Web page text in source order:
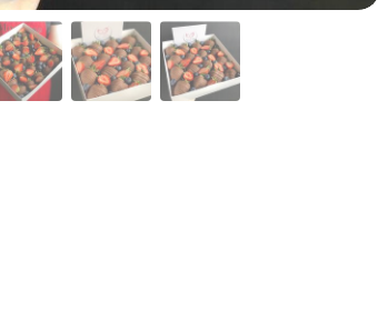
первых 10-12 часов и хранить при